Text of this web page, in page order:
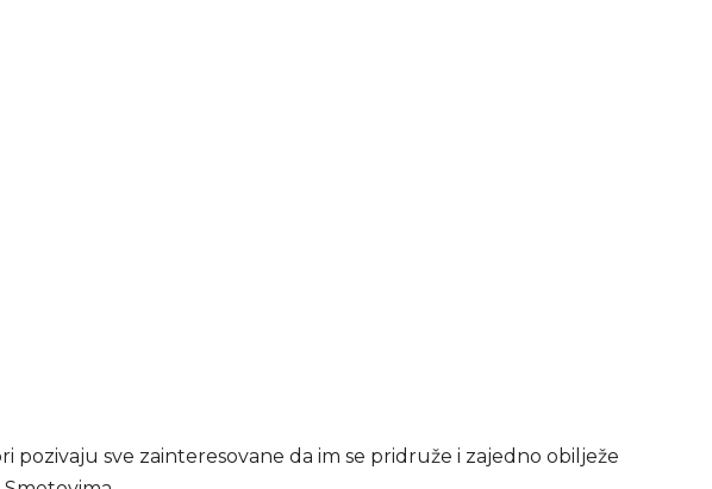
pozivaju sve zainteresovane da im se pridruže i zajedno obilježe